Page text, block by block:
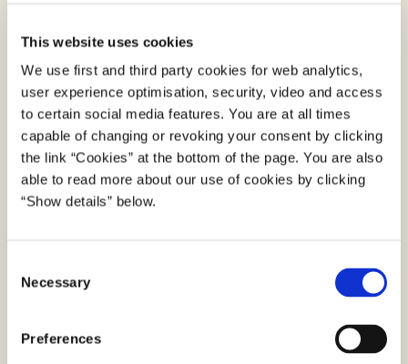
This website uses cookies
We use first and third party cookies for web analytics,
user experience optimisation, security, video and access
to certain social media features. You are at all times
capable of changing or revoking your consent by clicking
the link “Cookies” at the bottom of the page. You are also
able to read more about our use of cookies by clicking
“Show details” below.
Necessary
Preferences
de fagspecifikke data med metadata, der
understøtter en borgervendt visning i en
brugergrænseflade.
Det betyder, at det kun er udvalgte
dataelementer og attributter, der er indeholdt i
modellen, i forhold til de data, der findes i
fagsystemerne. Datamodellerne skal
muligt afspejler det, der skal vises i et
myndighedsspecifikke detaljer og vinkler. For at
sikre så simple datamodeller som muligt tager